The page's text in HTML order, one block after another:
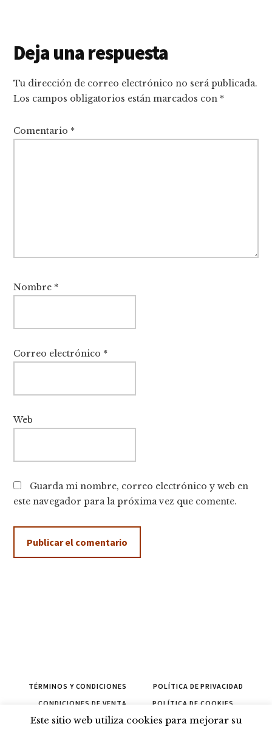
Deja una respuesta
Tu dirección de correo electrónico no será publicada.
Los campos obligatorios están marcados con *
Comentario *
Nombre *
Correo electrónico *
Web
Guarda mi nombre, correo electrónico y web en
este navegador para la próxima vez que comente.
TÉRMINOS Y CONDICIONES
POLÍTICA DE PRIVACIDAD
CONDICIONES DE VENTA
POLÍTICA DE COOKIES
CONTACTAR
PROPONER CANCELAR
Este sitio web utiliza cookies para mejorar su